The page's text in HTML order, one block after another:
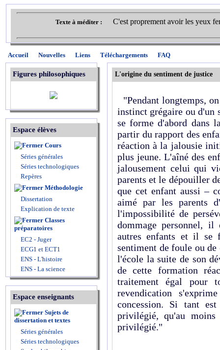
Texte à méditer : C'est proprement avoir les yeux
Accueil Nouvelles Liens Téléchargements FAQ
Figures philosophiques
Espace élèves
Cours
Séries générales
Séries technologiques
Repères
Méthodologie
Dissertation
Explication de texte
Classes
préparatoires
EC2 - Juger
ECG1 et ECT1
ENS - L'histoire
ENS - La science
Espace enseignants
Sujets de
dissertation et textes
Séries générales
Séries technologiques
L'origine du sentiment de justice
"Pendant longtemps,
instinct grégaire ou d'un
se forme d'abord dans
partir du rapport des
réaction à la jalousie
plus jeune. L'aîné des
jalousement celui qui
parents et le dépouiller
que cet enfant aussi –
aimé par les parents
l'impossibilité de
dommage personnel,
autres enfants et il se
sentiment de foule ou
l'école la suite de son
de cette formation
traitement égal pour
revendication
concession. Si tant
privilégié, qu'au
privilégié."